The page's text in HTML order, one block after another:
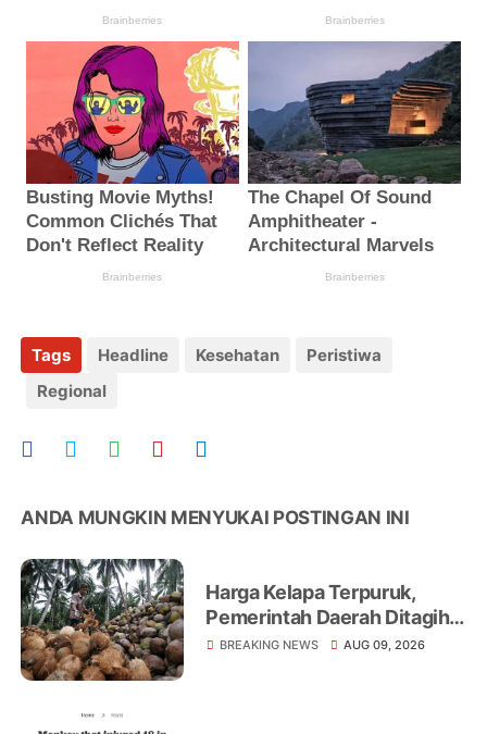
Tags Headline Kesehatan
Peristiwa
Regional
ANDA MUNGKIN MENYUKAI POSTINGAN INI
Harga Kelapa Terpuruk,
Pemerintah Daerah Ditagih
Realisasikan Program
BREAKING NEWS AUG 09, 2026